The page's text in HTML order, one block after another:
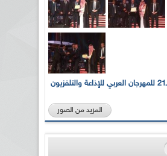
بالصور... الدورة الـ21 للمهرجان العربي للإذاعة والتلفزيون
المزيد من الصور